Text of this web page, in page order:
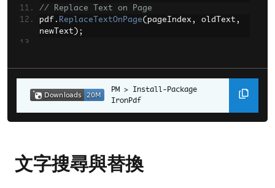
// Replace Text on Page
pdf . ReplaceTextOnPage( pageIndex, oldText ,
newText );
pdf.SaveAs("new_sample.pdf");
Install-Package
IronPdf
文字搜尋與替換